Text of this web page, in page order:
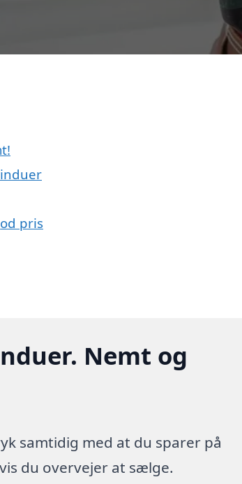
pris
Nemt og
samtidig med at du sparer på
du overvejer at sælge.